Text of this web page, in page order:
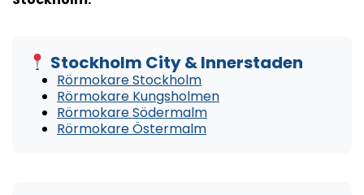
Stockholm City & Innerstaden
Rörmokare Stockholm
Rörmokare Kungsholmen
Rörmokare Södermalm
Rörmokare Östermalm